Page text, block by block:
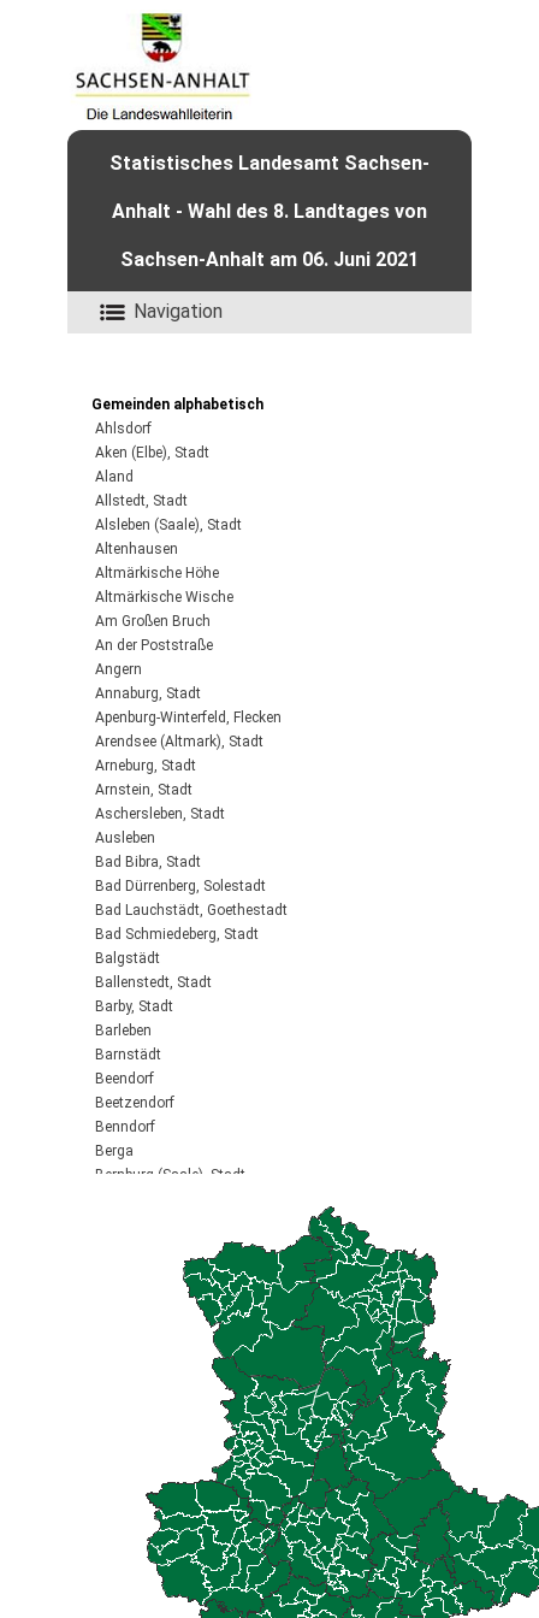
Statistisches Landesamt Sachsen-
Anhalt - Wahl des 8. Landtages von
Sachsen-Anhalt am 06. Juni 2021
Navigation
Gemeinden alphabetisch
Ahlsdorf
Aken (Elbe), Stadt
Aland
Allstedt, Stadt
Alsleben (Saale), Stadt
Altenhausen
Altmärkische Höhe
Altmärkische Wische
Am Großen Bruch
An der Poststraße
Angern
Annaburg, Stadt
Apenburg-Winterfeld, Flecken
Arendsee (Altmark), Stadt
Arneburg, Stadt
Arnstein, Stadt
Aschersleben, Stadt
Ausleben
Bad Bibra, Stadt
Bad Dürrenberg, Solestadt
Bad Lauchstädt, Goethestadt
Bad Schmiedeberg, Stadt
Balgstädt
Ballenstedt, Stadt
Barby, Stadt
Barleben
Barnstädt
Beendorf
Beetzendorf
Benndorf
Berga
Bernburg (Saale), Stadt
Bitterfeld-Wolfen, Stadt
Blankenburg (Harz), Stadt
Brücken-Hackpfüffel
Bülstringen
Burg, Stadt
Burgstall
Calbe (Saale), Stadt